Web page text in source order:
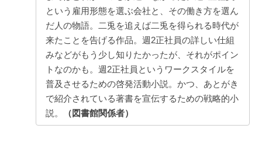
という雇用形態を選ぶ会社と、その働き方を選ん
だ人の物語。二兎を追えば二兎を得られる時代が
来たことを告げる作品。週2正社員の詳しい仕組
みなどがもう少し知りたかったが、それがポイン
トなのかも。週2正社員というワークスタイルを
普及させるための啓発活動小説。かつ、あとがき
で紹介されている著書を宣伝するための戦略的小
説。
（図書館関係者）